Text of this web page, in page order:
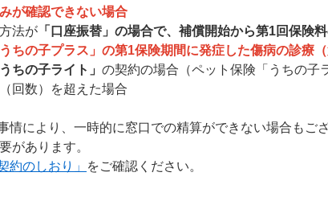
が確認できない場合
法が 「口座振替」の場合で、補償開始から第1回保険
うちの子プラス」の第1保険期間に発症した傷病の診療
うちの子ライト」 の契約の場合（ペット保険「うちの子
回数）を超えた場合
情により、一時的に窓口での精算ができない場合もご
があります。
約のしおり」 をご確認ください。